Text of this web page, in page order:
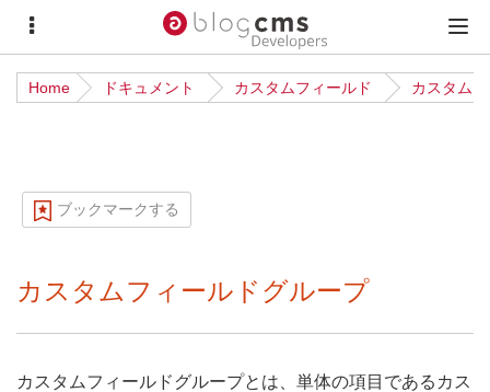
サ
イ
ド
ュ
メ
イ
ン
Home ドキュメント カスタムフィールド カスタム
ブックマークする
カスタムフィールドグループ
カスタムフィールドグループとは、単体の項目であるカス